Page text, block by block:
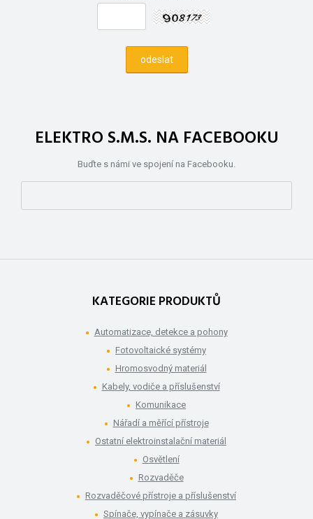
ELEKTRO S.M.S. NA FACEBOOKU
Buďte s námi ve spojení na Facebooku.
KATEGORIE PRODUKTŮ
Automatizace, detekce a pohony
Fotovoltaické systémy
Hromosvodný materiál
Kabely, vodiče a příslušenství
Komunikace
Nářadí a měřící přístroje
Ostatní elektroinstalační materiál
Osvětlení
Rozvaděče
Rozvaděčové přístroje a příslušenství
Spínače, vypínače a zásuvky